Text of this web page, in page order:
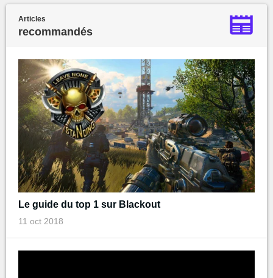
Articles
recommandés
Le guide du top 1 sur Blackout
11 oct 2018